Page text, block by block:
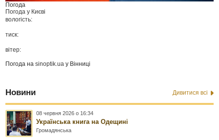
Погода
Погода у Києві
вологість:
тиск:
вітер:
Погода наsinoptik.ua у Вінниці
Новини Дивитися всі
08 червня 2026 о 16:34
Українська книга на Одещині
Громадянська